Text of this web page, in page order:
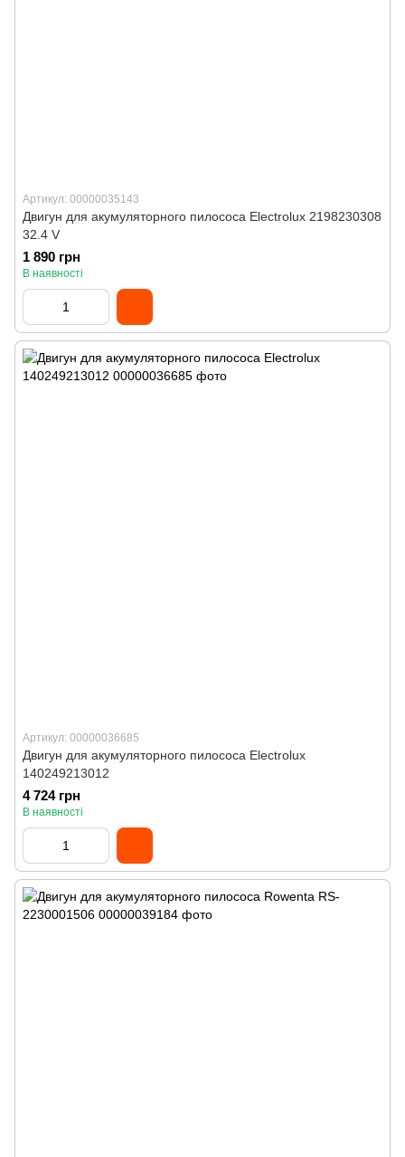
Артикул: 00000035143
Двигун для акумуляторного пилососа Electrolux 2198230308
32.4 V
1 890 грн
В наявності
Артикул: 00000036685
Двигун для акумуляторного пилососа Electrolux
140249213012
4 724 грн
В наявності